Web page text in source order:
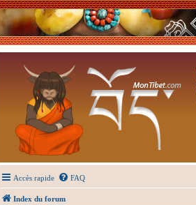
Accès rapide FAQ
Index du forum